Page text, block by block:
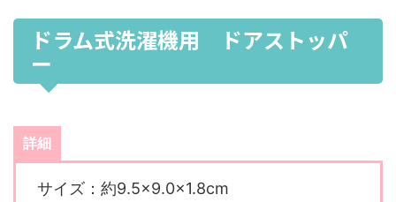
ドラム式洗濯機用 ドアストッパ
ー
詳細
サイズ：約9.5×9.0×1.8cm